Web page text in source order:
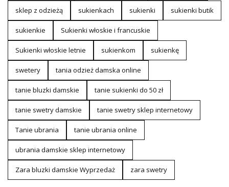
sklep z odzieżą sukienkach sukienki sukienki butik
sukienkie Sukienki włoskie i francuskie
Sukienki włoskie letnie sukienkom sukienkę
swetery tania odzież damska online
tanie bluzki damskie tanie sukienki do 50 zł
tanie swetry damskie tanie swetry sklep internetowy
Tanie ubrania tanie ubrania online
ubrania damskie sklep internetowy
Zara bluzki damskie Wyprzedaż zara swetry